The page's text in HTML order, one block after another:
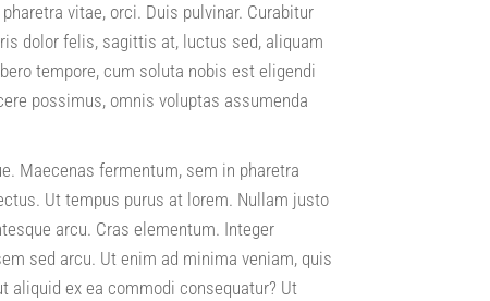
vitae, orci. Duis pulvinar. Curabitur
dolor felis, sagittis at, luctus sed, aliquam
tempore, cum soluta nobis est eligendi
possimus, omnis voluptas assumenda
Maecenas fermentum, sem in pharetra
Ut tempus purus at lorem. Nullam justo
arcu. Cras elementum. Integer
sed arcu. Ut enim ad minima veniam, quis
ex ea commodi consequatur? Ut